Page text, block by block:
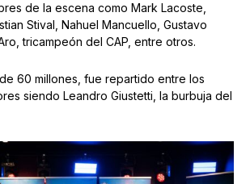
de la escena como Mark Lacoste,
Stival, Nahuel Mancuello, Gustavo
tricampeón del CAP, entre otros.
60 millones, fue repartido entre los
siendo Leandro Giustetti, la burbuja del